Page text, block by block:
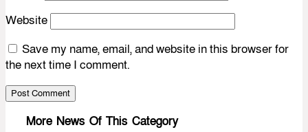
Website
Save my name, email, and website in this browser for
the next time I comment.
More News Of This Category